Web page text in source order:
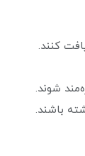
کنند.
شوند.
باشند.